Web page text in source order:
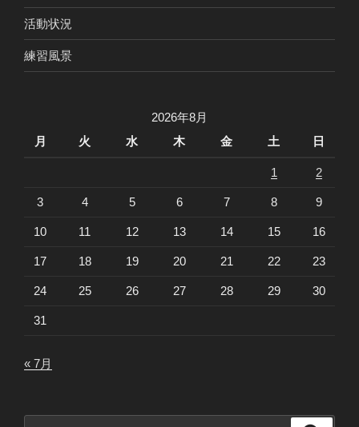
活動状況
練習風景
2026年8月
月
火 水 木 金 土 日
1 2
3 4 5 6 7 8 9
10 11 12 13 14 15 16
17 18 19 20 21 22 23
24 25 26 27 28 29 30
31
« 7月